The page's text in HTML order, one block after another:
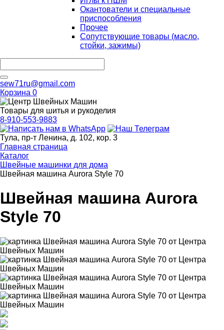
Окантователи и специальные
приспособления
Прочее
Сопутствующие товары (масло,
стойки, зажимы)
sew71ru@gmail.com
Корзина 0
Товары для шитья и рукоделия
8-910-553-9883
Тула, пр-т Ленина, д. 102, кор. 3
Главная страница
Каталог
Швейные машинки для дома
Швейная машина Aurora Style 70
Швейная машина Aurora
Style 70